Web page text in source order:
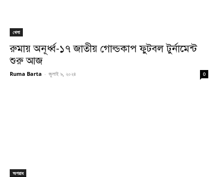
খেলা
রুমায় অনূর্ধ্ব-১৭ জাতীয় গোল্ডকাপ ফুটবল টুর্নামেন্ট
শুরু আজ
Ruma Barta - জুলাই ৯, ২০২৪ 0
অপরাধ